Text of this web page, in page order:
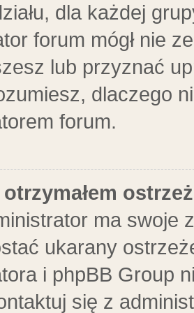
dla każdej
forum mógł nie
lub przyznać
dlaczego
forum.
ma swoje
ukarany
i phpBB Group
się z